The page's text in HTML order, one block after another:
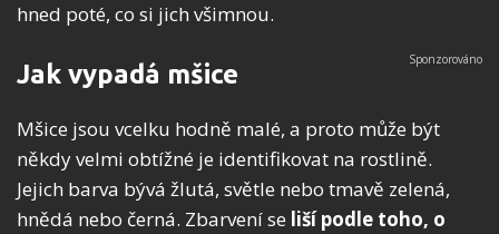
hned poté, co si jich všimnou.
Jak vypadá mšice
Mšice jsou vcelku hodně malé, a proto může být
někdy velmi obtížné je identifikovat na rostlině.
Jejich barva bývá žlutá, světle nebo tmavě zelená,
hnědá nebo černá. Zbarvení se liší podle toho, o